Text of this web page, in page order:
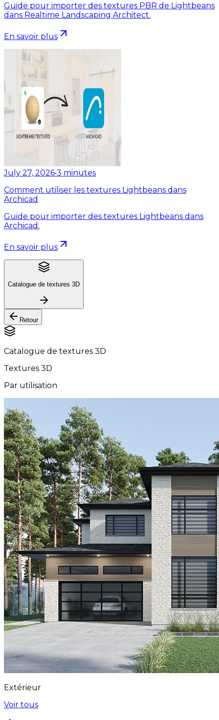
Guide pour importer des textures PBR de Lightbeans
dans Realtime Landscaping Architect.
En savoir plus
July 27, 2026•3 minutes
Comment utiliser les textures Lightbeans dans
Archicad
Guide pour importer des textures Lightbeans dans
Archicad.
En savoir plus
Catalogue de textures 3D
Retour
Catalogue de textures 3D
Textures 3D
Par utilisation
Extérieur
Voir tous